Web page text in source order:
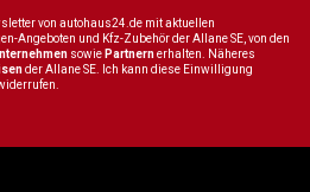
von autohaus24.de mit aktuellen
Angeboten und Kfz-Zubehör der Allane SE, von den
sowie Partnernerhalten. Näheres
der Allane SE. Ich kann diese Einwilligung